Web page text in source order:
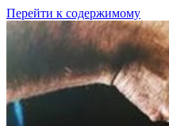
Перейти к содержимому